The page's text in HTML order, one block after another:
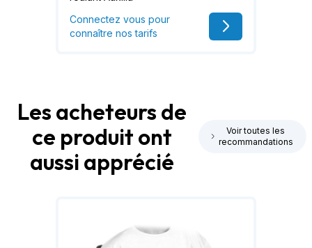
Connectez vous pour
connaître nos tarifs
Les acheteurs de
ce produit ont
aussi apprécié
Voir toutes les
recommandations